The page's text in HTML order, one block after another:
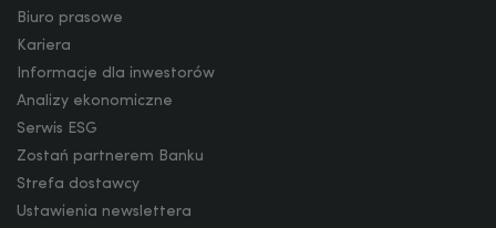
Biuro prasowe
Kariera
Informacje dla inwestorów
Analizy ekonomiczne
Serwis ESG
Zostań partnerem Banku
Strefa dostawcy
Ustawienia newslettera